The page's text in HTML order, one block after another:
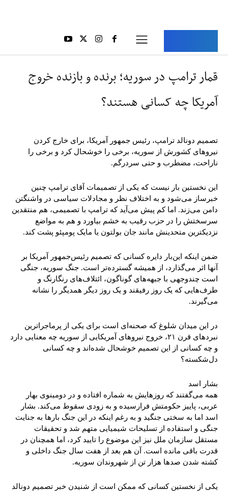
قمار ترامپ در سوریه؛ برنده و بازنده خروج
آمریکا چه کسانی هستند؟
تصمیم دونالد ترامپ، رئیس جمهور آمریکا، برای خارج کردن
نیروهای کشورش از سوریه، برخی را خوشحال کرد و برخی را
ناراحت، مضطرب و حتی سردرگم.
این نخستین بار نیست که یکی از تصمیمات آقای ترامپ چنین
خبرساز می‌شود و به اختلاف نظر و مجادلات سیاسی در واشنگتن
دامن می‌زند. اما کم پیش می‌آید که ترامپ با تصمیمی، هم منتقدین
سرسختش را در حزب رقیب به خشم بیاورد و هم به مواضع
نزدیکترین متحدینش مانند جان بولتون یا مایک پومپئو پشت کند.
ضمن اینکه این‌بار دایره کسانی که تصمیم رئیس‌جمهور آمریکا بر
آنها اثر می‌گذارد، از همیشه گسترده‌تر است. جنگ سوریه، جنگی
است چندوجهی با جبهه‌های گوناگون، ائتلاف‌های رنگارنگ و
طرف‌هایی که یک روز رفیقند و یک روز دیگر همدیگر را نشانه
می‌گیرند.
در این میدان شلوغ که صحنه‌ای است برای یکی از پرماجراترین
نبردهای قرن ۲۱، خروج نیروهای آمریکایی از سوریه چه معنایی دارد
و چه کسانی از این تصمیم خوشحال شده‌اند و چه کسانی
دل‌شکسته؟
بشار اسد
همه می‌گفتند که روزهایش به شماره افتاده و در دومینوی بهار
عربی، پاییز حکومتش فرارسیده و به زودی سقوط می‌کند. بشار
اسد اما به سختی جنگید و به رغم اینکه در این جنگ بارها به جنایت
جنگی و استفاده از تسلیحات شیمیایی متهم شد و تحقیقات
مستقل سازمان ملل نیز این موضوع را تایید کرد، اما همچنان در
قدرت باقی مانده است. آن هم بعد از هفت سال جنگ داخلی و
کشته شدن صدها هزار تن از شهروندان سوریه.
یکی از نخستین کسانی که ممکن است از شنیدن خبر تصمیم دونالد